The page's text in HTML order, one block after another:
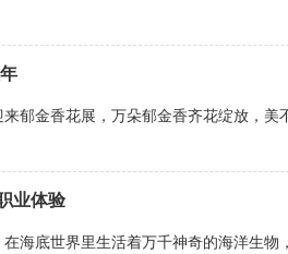
郁金香花展，万朵郁金香齐花绽放，美
业体验
海底世界里生活着万千神奇的海洋生物